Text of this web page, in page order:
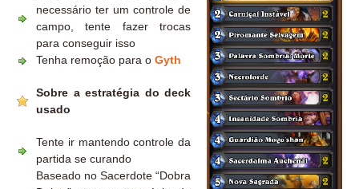
necessário ter um controle de
campo, tente fazer trocas
para conseguir isso
Tenha remoção para o Gyth
Sobre a estratégia do deck
usado
Tente ir mantendo controle da
partida se curando
Baseado no Sacerdote “Dobra